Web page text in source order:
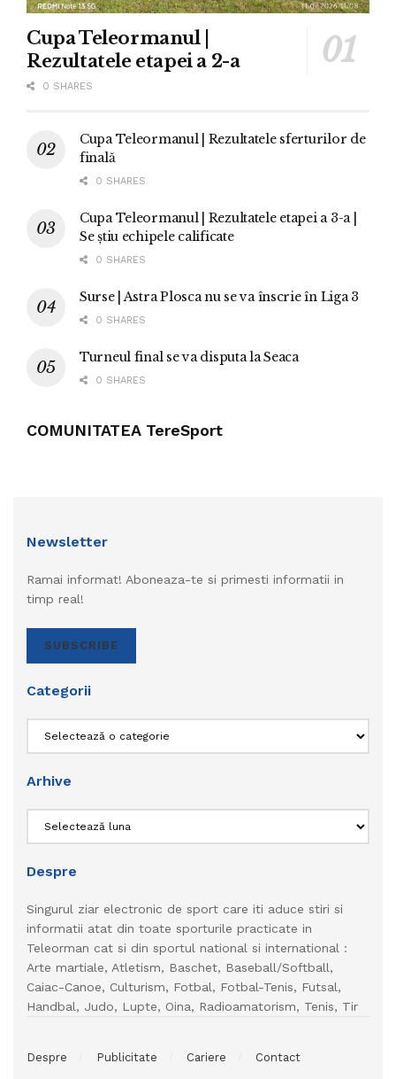
Cupa Teleormanul |
Rezultatele etapei a 2-a
0 SHARES
Cupa Teleormanul | Rezultatele sferturilor de
finală
0 SHARES
Cupa Teleormanul | Rezultatele etapei a 3-a |
Se știu echipele calificate
0 SHARES
Surse | Astra Plosca nu se va înscrie în Liga 3
0 SHARES
Turneul final se va disputa la Seaca
0 SHARES
COMUNITATEA TereSport
Newsletter
Ramai informat! Aboneaza-te si primesti informatii in
timp real!
SUBSCRIBE
Categorii
Arhive
Despre
Singurul ziar electronic de sport care iti aduce stiri si
informatii atat din toate sporturile practicate in
Teleorman cat si din sportul national si international :
Arte martiale, Atletism, Baschet, Baseball/Softball,
Caiac-Canoe, Culturism, Fotbal, Fotbal-Tenis, Futsal,
Handbal, Judo, Lupte, Oina, Radioamatorism, Tenis, Tir
Despre Publicitate Cariere Contact